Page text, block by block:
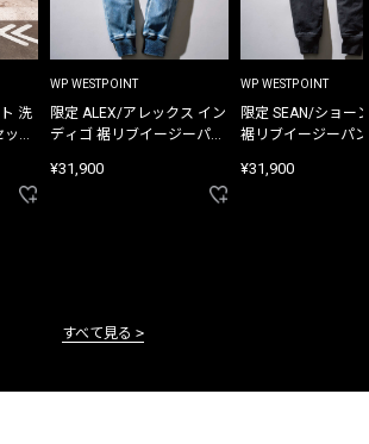
洗
ト
WP WESTPOINT
限定 ALEX/アレックス イン
ディゴ 裾リブイージーパン
¥31,900
WP WESTPOINT
限定 SEAN/ショー
裾リブイージーパ
¥31,900
すべて見る